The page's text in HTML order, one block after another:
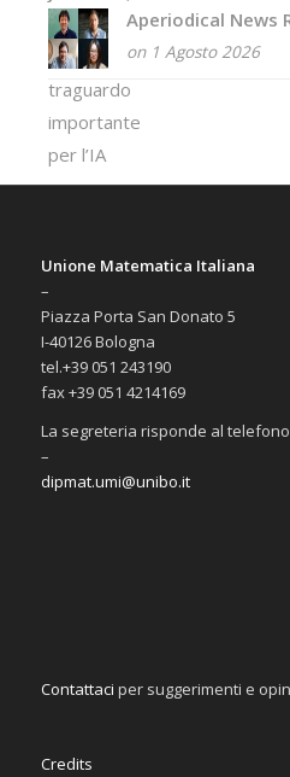
Aperiodical News
on 1 Agosto 2026
Unione Matematica Italiana
–
Piazza Porta San Donato 5
I-40126 Bologna
tel.+39 051 243190
fax +39 051 4214169
La segreteria risponde al
–
dipmat.umi@unibo.it
Contattaci per suggerimenti e
Credits